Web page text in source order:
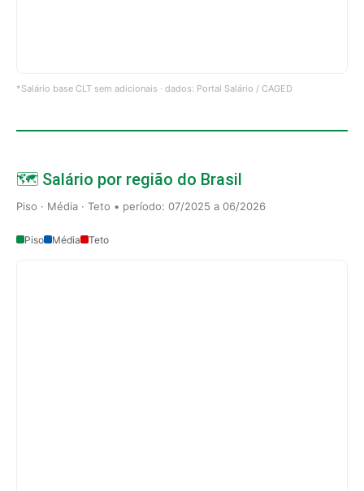
*Salário base CLT sem adicionais · dados: Portal Salário / CAGED
🗺️ Salário por região do Brasil
Piso · Média · Teto • período: 07/2025 a 06/2026
Piso Média Teto